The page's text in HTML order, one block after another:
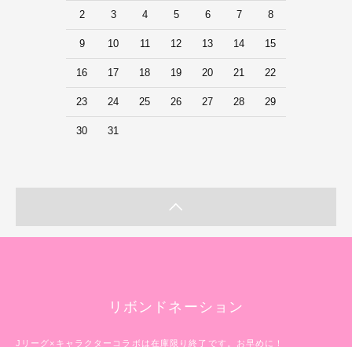
2 3 4 5 6 7 8
9 10 11 12 13 14 15
16 17 18 19 20 21 22
23 24 25 26 27 28 29
30 31
リボンドネーション
Jリーグ×キャラクターコラボは在庫限り終了です。お早めに！